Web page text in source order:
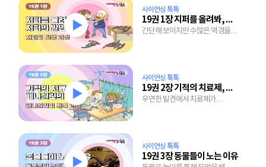
사이언싱 톡톡
19권 1장 지퍼를 올려봐, 지퍼의 발명
간단해 보이지만 수많은 역경을
사이언싱 톡톡
19권 2장 기적의 치료제, 페니실린의 탄생
우연한 발견에서 치료제가
사이언싱 톡톡
19권 3장 동물들이 노는 이유